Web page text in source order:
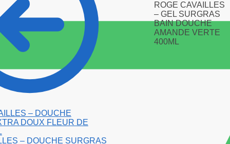
– DOUCHE SURGRAS
ROGE CAVAILLES
– GEL SURGRAS
BAIN DOUCHE
AMANDE VERTE
400ML